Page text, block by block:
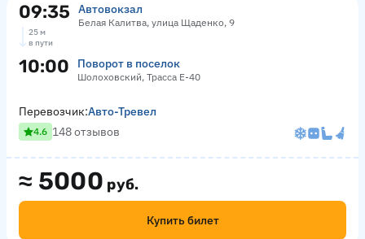
09:35 Автовокзал
Белая Калитва, улица Щаденко, 9
25 м
в пути
10:00 Поворот в поселок
Шолоховский, Трасса Е-40
≈ 5000 руб.
Купить билет
Перевозчик:Авто-Тревел
4.6 148 отзывов